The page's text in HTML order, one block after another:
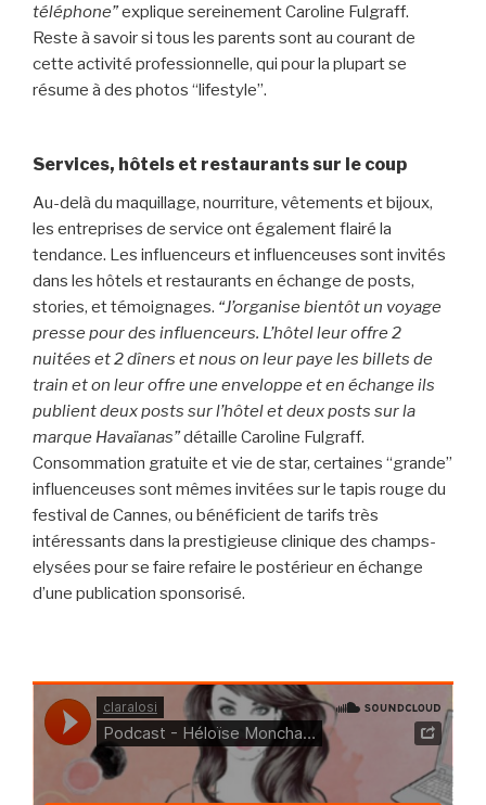
téléphone”explique sereinement Caroline Fulgraff.
Reste à savoir si tous les parents sont au courant de
cette activité professionnelle, qui pour la plupart se
résume à des photos “lifestyle”.
Services, hôtels et restaurants sur le coup
Au-delà du maquillage, nourriture, vêtements et bijoux,
les entreprises de service ont également flairé la
tendance. Les influenceurs et influenceuses sont invités
dans les hôtels et restaurants en échange de posts,
stories, et témoignages. “J’organise bientôt un voyage
presse pour des influenceurs. L’hôtel leur offre 2
nuitées et 2 dîners et nous on leur paye les billets de
train et on leur offre une enveloppe et en échange ils
publient deux posts sur l’hôtel et deux posts sur la
marque Havaïanas”détaille Caroline Fulgraff.
Consommation gratuite et vie de star, certaines “grande”
influenceuses sont mêmes invitées sur le tapis rouge du
festival de Cannes, ou bénéficient de tarifs très
intéressants dans la prestigieuse clinique des champs-
elysées pour se faire refaire le postérieur en échange
d’une publication sponsorisé.